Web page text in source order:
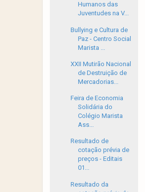
Humanos das
Juventudes na V...
Bullying e Cultura de
Paz - Centro Social
Marista ...
XXII Mutirão Nacional
de Destruição de
Mercadorias...
Feira de Economia
Solidária do
Colégio Marista
Ass...
Resultado de
cotação prévia de
preços - Editais
01...
Resultado da